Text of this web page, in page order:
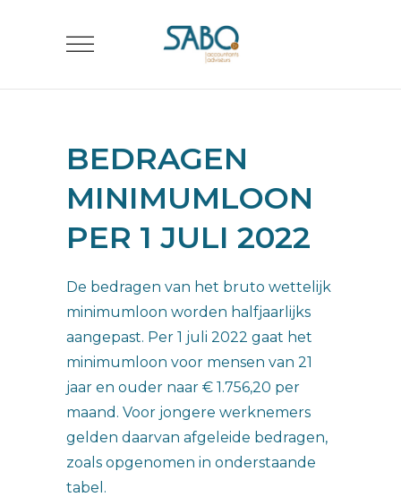
BEDRAGEN
MINIMUMLOON
PER 1 JULI 2022
De bedragen van het bruto wettelijk
minimumloon worden halfjaarlijks
aangepast. Per 1 juli 2022 gaat het
minimumloon voor mensen van 21
jaar en ouder naar € 1.756,20 per
maand. Voor jongere werknemers
gelden daarvan afgeleide bedragen,
zoals opgenomen in onderstaande
tabel.